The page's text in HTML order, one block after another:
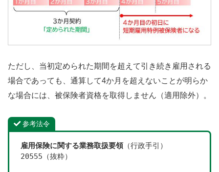
ただし、当初定められた期間を超えて引き続き雇用される
場合であっても、通算して4か月を超えないことが明らか
な場合には、被保険者資格を取得しません（適用除外）。
参考法令
雇用保険に関する業務取扱要領（行政手引）
20555（抜粋）